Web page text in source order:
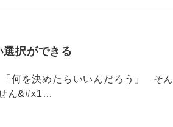
択ができる
何を決めたらいいんだろう」 そん
ん&#x1…